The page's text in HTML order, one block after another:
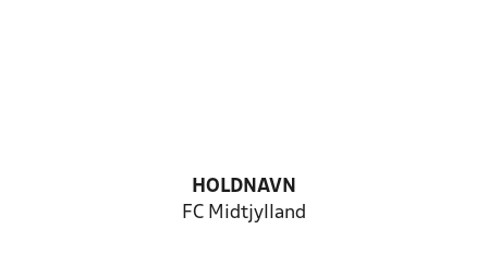
HOLDNAVN
FC Midtjylland